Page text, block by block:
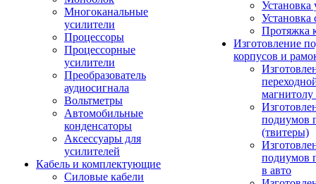
Многоканальные
усилители
Процессоры
Процессорные
усилители
Преобразователь
аудиосигнала
Вольтметры
Автомобильные
конденсаторы
Аксессуары для
усилителей
Кабель и комплектующие
Силовые кабели
Установка
Установка
Протяжка
Изготовление
корпусов и
подиумов
(твитеры)
подиумов
в авто